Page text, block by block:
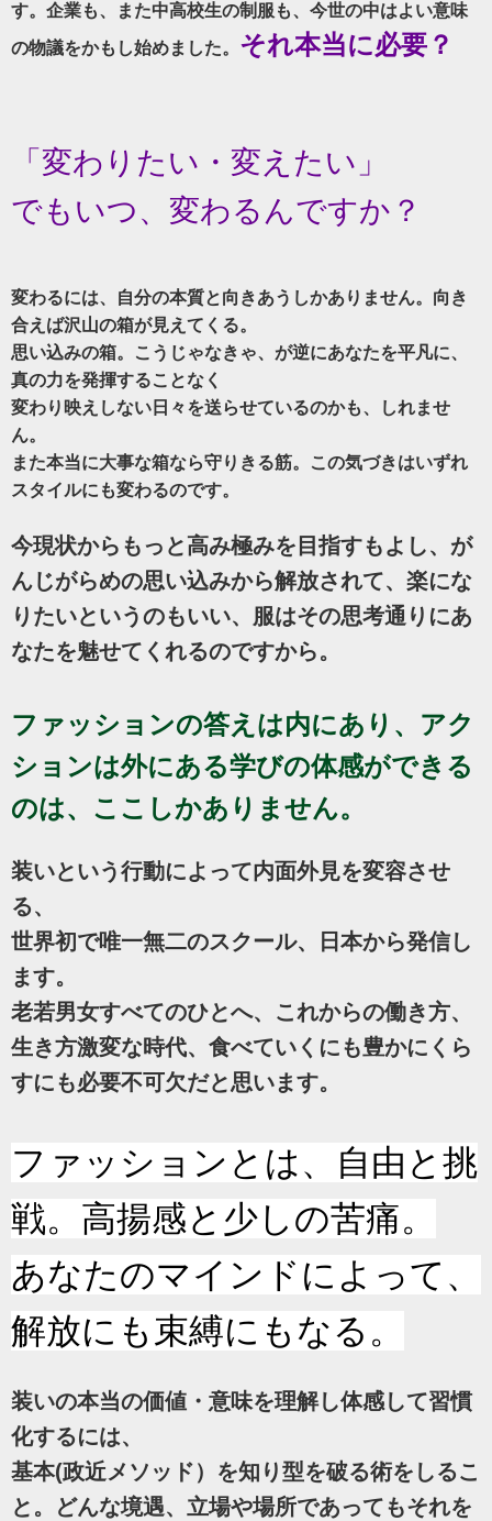
す。企業も、また中高校生の制服も、今世の中はよい意味
の物議をかもし始めました。 それ本当に必要？
「変わりたい・変えたい」
でもいつ、変わるんですか？
変わるには、自分の本質と向きあうしかありません。向き
合えば沢山の箱が見えてくる。
思い込みの箱。こうじゃなきゃ、が逆にあなたを平凡に、
真の力を発揮することなく
変わり映えしない日々を送らせているのかも、しれませ
ん。
また本当に大事な箱なら守りきる筋。この気づきはいずれ
スタイルにも変わるのです。
今現状からもっと高み極みを目指すもよし、が
んじがらめの思い込みから解放されて、楽にな
りたいというのもいい、服はその思考通りにあ
なたを魅せてくれるのですから。
ファッションの答えは内にあり、アク
ションは外にある学びの体感ができる
のは、ここしかありません。
装いという行動によって内面外見を変容させ
る、
世界初で唯一無二のスクール、日本から発信し
ます。
老若男女すべてのひとへ、これからの働き方、
生き方激変な時代、食べていくにも豊かにくら
すにも必要不可欠だと思います。
ファッションとは、自由と挑
戦。高揚感と少しの苦痛。
あなたのマインドによって、
解放にも束縛にもなる。
装いの本当の価値・意味を理解し体感して習慣
化するには、
基本(政近メソッド）を知り型を破る術をしるこ
と。どんな境遇、立場や場所であってもそれを